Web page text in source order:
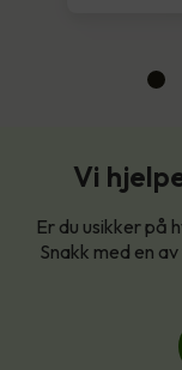
Vi
Er du usikker på
Snakk med en